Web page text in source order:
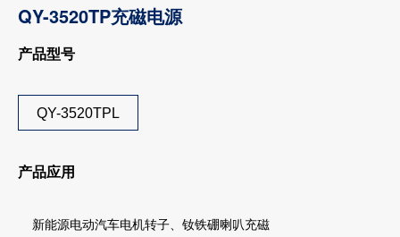
QY-3520TP充磁电源
产品型号
QY-3520TPL
产品应用
新能源电动汽车电机转子、钕铁硼喇叭充磁